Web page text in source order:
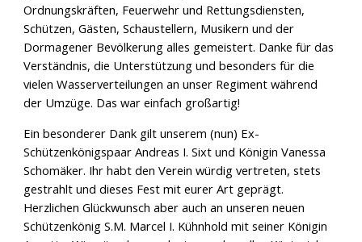
Ordnungskräften, Feuerwehr und Rettungsdiensten,
Schützen, Gästen, Schaustellern, Musikern und der
Dormagener Bevölkerung alles gemeistert. Danke für das
Verständnis, die Unterstützung und besonders für die
vielen Wasserverteilungen an unser Regiment während
der Umzüge. Das war einfach großartig!
Ein besonderer Dank gilt unserem (nun) Ex-
Schützenkönigspaar Andreas I. Sixt und Königin Vanessa
Schomäker. Ihr habt den Verein würdig vertreten, stets
gestrahlt und dieses Fest mit eurer Art geprägt.
Herzlichen Glückwunsch aber auch an unseren neuen
Schützenkönig S.M. Marcel I. Kühnhold mit seiner Königin